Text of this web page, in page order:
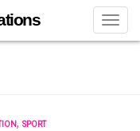
, SPORT